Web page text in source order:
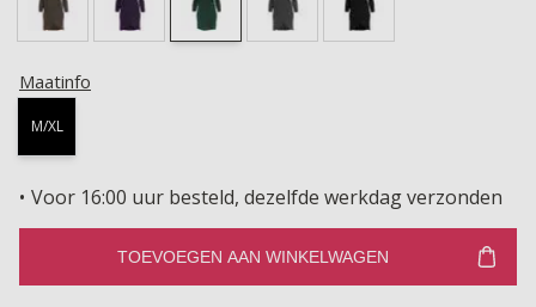
Maatinfo
M/XL
Voor 16:00 uur besteld, dezelfde werkdag verzonden
TOEVOEGEN AAN WINKELWAGEN